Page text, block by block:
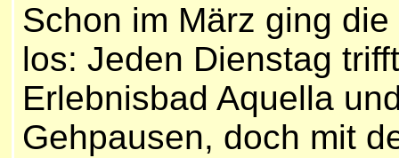
Schon im März ging
los: Jeden Dienstag
Erlebnisbad Aquella
Gehpausen, doch mit